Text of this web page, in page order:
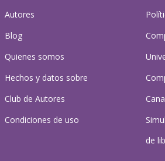
Autores
Blog
Quienes somos
Hechos y datos sobre
Club de Autores
Condiciones de uso
de